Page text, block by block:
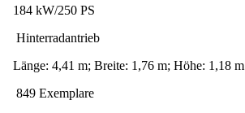
250 PS
Hinterradantrieb
4,41 m; Breite: 1,76 m; Höhe: 1,18 m